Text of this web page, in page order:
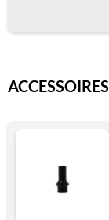
ACCESSOIRES